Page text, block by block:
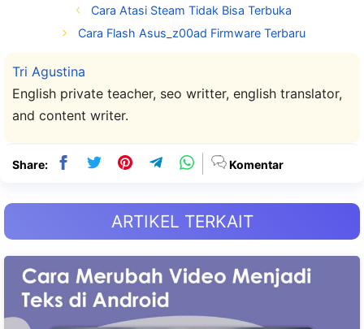
Cara Atasi Steam Tidak Bisa Terbuka
Cara Flash Asus_z00ad Firmware Terbaru
Tri Agustina
English private teacher, seo writter, english translator,
and content writer.
Share: Komentar
ARTIKEL TERKAIT